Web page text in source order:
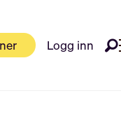
Logg inn